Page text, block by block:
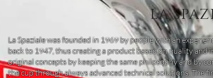
LA
La Spaziale was founded in 1969 by people with an
back to 1947, thus creating a product based on quality
original concepts by keeping the same philosophy and by
the cup through always advanced technical solutions. The